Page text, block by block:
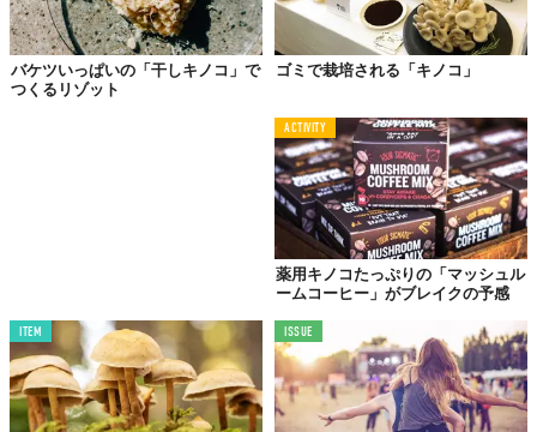
Top image: ©iStock.com/Andrey Danilovich
TABI LABO
この世界は、もっと広いはずだ。
バケツいっぱいの「干しキノコ」で
つくるリゾット
ゴミで栽培される「キノコ」
ACTIVITY
薬用キノコたっぷりの「マッシュル
ームコーヒー」がブレイクの予感
ITEM ISSUE